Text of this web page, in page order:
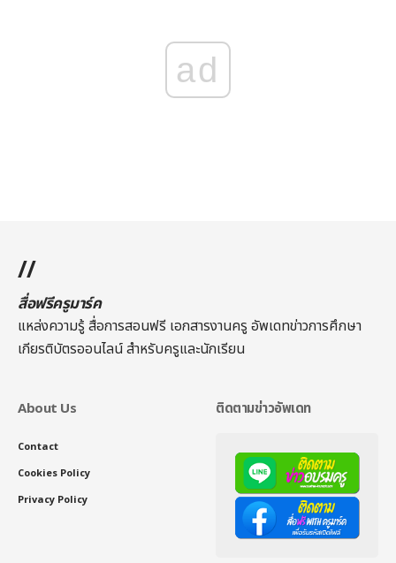
ad
//
สื่อฟรีครูมาร์ค
แหล่งความรู้ สื่อการสอนฟรี เอกสารงานครู อัพเดทข่าวการศึกษา
เกียรติบัตรออนไลน์สำหรับครูและนักเรียน
About Us
Contact
Cookies Policy
Privacy Policy
ติดตามข่าวอัพเดท